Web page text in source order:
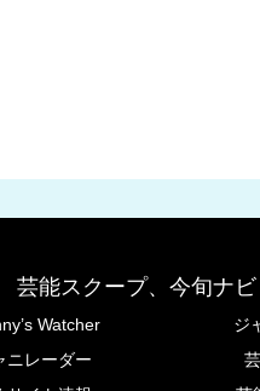
芸能スクープ、今旬ナビ
Watcher
ジ
ニレーダー